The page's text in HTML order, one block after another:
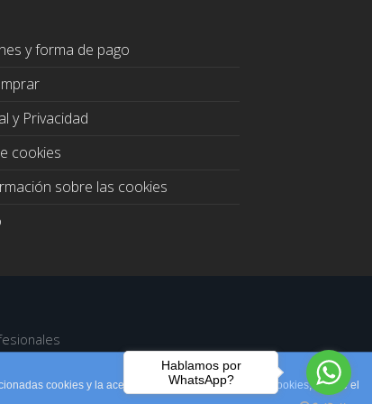
y forma de pago
y Privacidad
cookies
sobre las cookies
cookies y la aceptación de nuestrapolítica de cookies, pinche el
Hablamos por
WhatsApp?